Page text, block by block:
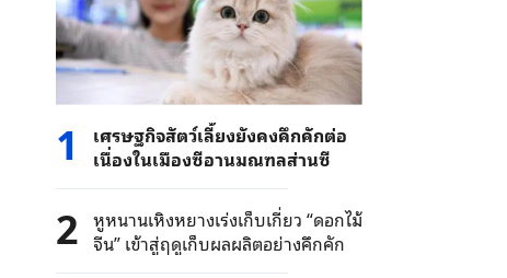
1
เศรษฐกิจสัตว์เลี้ยงยังคงคึกคักต่อ
เนื่องในเมืองซีอานมณฑลส่านซี
2 หูหนานเหิงหยางเร่งเก็บเกี่ยว “ดอกไม้
จีน” เข้าสู่ฤดูเก็บผลผลิตอย่างคึกคัก